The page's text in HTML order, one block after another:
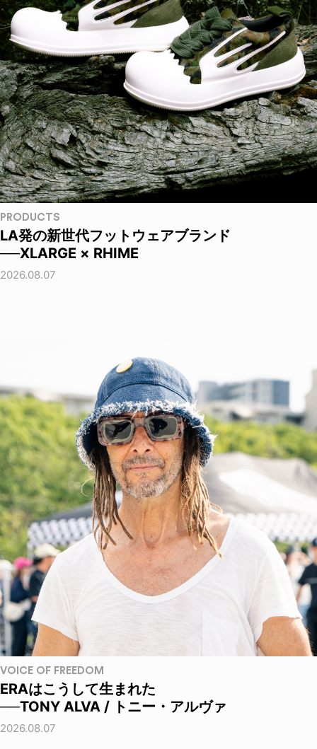
PRODUCTS
LA発の新世代フットウェアブランド
──XLARGE × RHIME
2026.08.07
VOICE OF FREEDOM
ERAはこうして生まれた
──TONY ALVA / トニー・アルヴァ
2026.08.07